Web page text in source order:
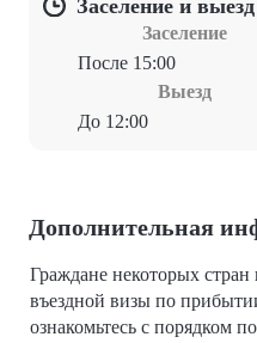
Заселение и выезд
Заселение
После 15:00
Выезд
До 12:00
Дополнительная
Граждане некоторых стран имеют право на получение
въездной визы по
ознакомьтесь с порядком